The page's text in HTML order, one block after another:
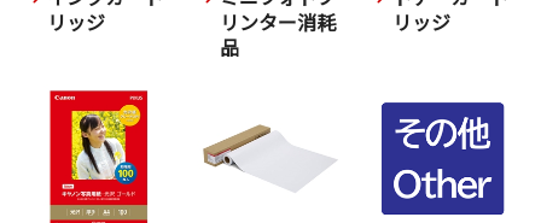
リッジ
リンター消耗
品
リッジ